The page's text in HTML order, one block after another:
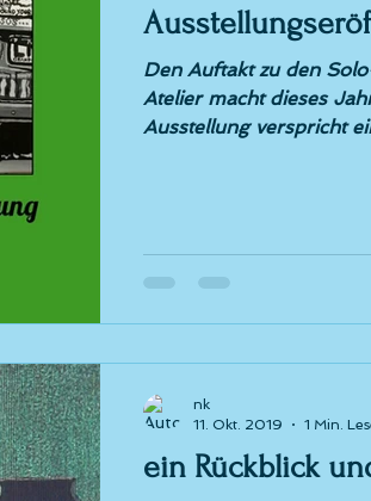
Den Auftakt zu den
Atelier macht dieses
Ausstellung verspricht
ein Rückblick
nk
11. Okt. 2019
1 Min.